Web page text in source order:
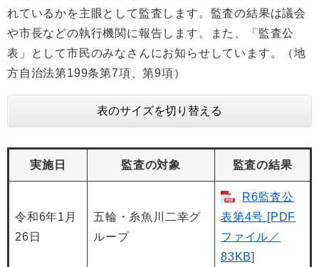
れているかを主眼として監査します。監査の結果は議会
や市長などの執行機関に報告します。また、「監査公
表」として市民のみなさんにお知らせしています。（地
方自治法第199条第7項、第9項）
表のサイズを切り替える
実施日 監査の対象 監査の結果
令和6年1月
26日
五輪・糸魚川二幸グ
ループ
R6監査公
表第4号 [PDF
ファイル／
83KB]